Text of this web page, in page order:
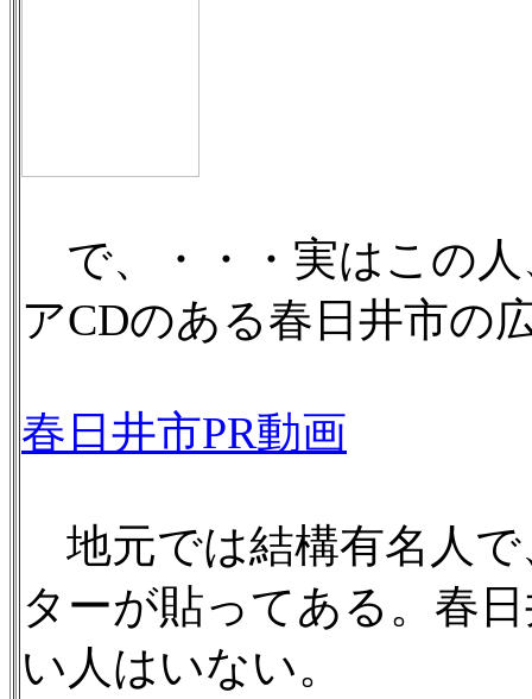
で、・・・実はこの
アCDのある春日井市の
春日井市PR動画
地元では結構有名人で
ターが貼ってある。春
い人はいない。